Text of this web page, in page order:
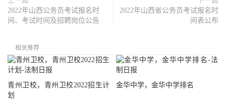
2022年山西公务员考试报名时
间、考试时间及招聘岗位公告
2022年山西省公务员考试报名时
间表公布
相关推荐
青州卫校，青州卫校2022招生计
划
金华中学，金华中学排名